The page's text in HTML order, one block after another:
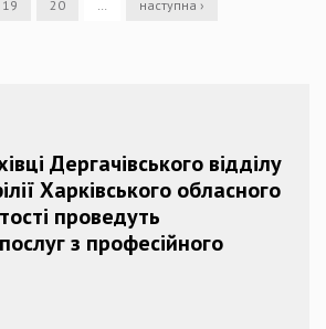
19 20 наступна ›
Дергачівського відділу
Харківського обласного
проведуть
з професійного